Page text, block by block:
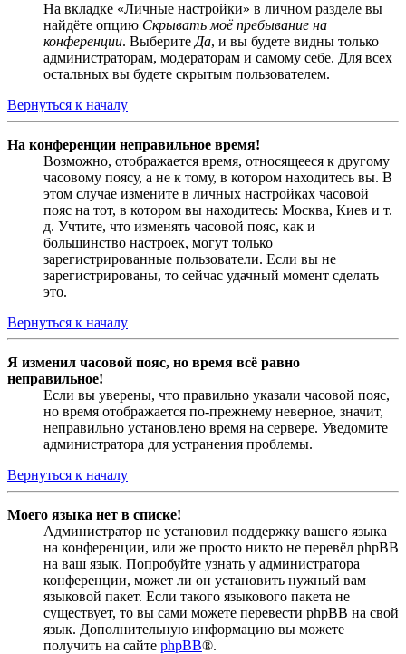
На вкладке «Личные настройки» в личном разделе вы
найдёте опцию Скрывать моё пребывание на
конференции. Выберите Да, и вы будете видны только
администраторам, модераторам и самому себе. Для всех
остальных вы будете скрытым пользователем.
Вернуться к началу
На конференции неправильное время!
Возможно, отображается время, относящееся к другому
часовому поясу, а не к тому, в котором находитесь вы. В
этом случае измените в личных настройках часовой
пояс на тот, в котором вы находитесь: Москва, Киев и т.
д. Учтите, что изменять часовой пояс, как и
большинство настроек, могут только
зарегистрированные пользователи. Если вы не
зарегистрированы, то сейчас удачный момент сделать
это.
Вернуться к началу
Я изменил часовой пояс, но время всё равно
неправильное!
Если вы уверены, что правильно указали часовой пояс,
но время отображается по-прежнему неверное, значит,
неправильно установлено время на сервере. Уведомите
администратора для устранения проблемы.
Вернуться к началу
Моего языка нет в списке!
Администратор не установил поддержку вашего языка
на конференции, или же просто никто не перевёл phpBB
на ваш язык. Попробуйте узнать у администратора
конференции, может ли он установить нужный вам
языковой пакет. Если такого языкового пакета не
существует, то вы сами можете перевести phpBB на свой
язык. Дополнительную информацию вы можете
получить на сайте phpBB®.